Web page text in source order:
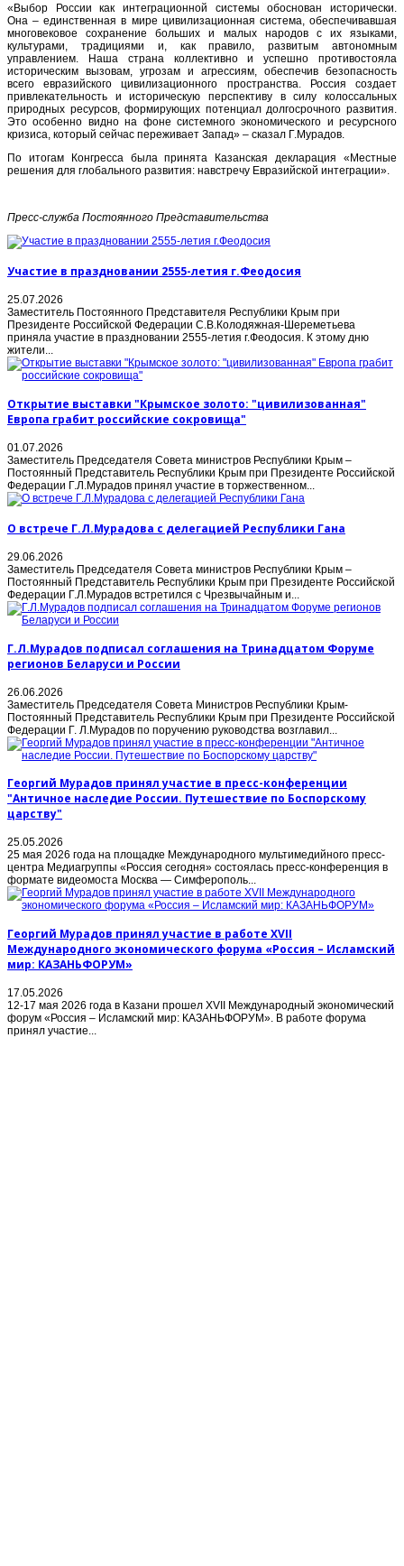
«Выбор России как интеграционной системы обоснован исторически.
Она – единственная в мире цивилизационная система, обеспечивавшая
многовековое сохранение больших и малых народов с их языками,
культурами, традициями и, как правило, развитым автономным
управлением. Наша страна коллективно и успешно противостояла
историческим вызовам, угрозам и агрессиям, обеспечив безопасность
всего евразийского цивилизационного пространства. Россия создает
привлекательность и историческую перспективу в силу колоссальных
природных ресурсов, формирующих потенциал долгосрочного развития.
Это особенно видно на фоне системного экономического и ресурсного
кризиса, который сейчас переживает Запад» – сказал Г.Мурадов.
По итогам Конгресса была принята Казанская декларация «Местные
решения для глобального развития: навстречу Евразийской интеграции».
Пресс-служба Постоянного Представительства
Участие в праздновании 2555-летия г.Феодосия
25.07.2026
Заместитель Постоянного Представителя Республики Крым при
Президенте Российской Федерации С.В.Колодяжная-Шереметьева
приняла участие в праздновании 2555-летия г.Феодосия. К этому дню
жители...
Открытие выставки "Крымское золото: "цивилизованная"
Европа грабит российские сокровища"
01.07.2026
Заместитель Председателя Совета министров Республики Крым –
Постоянный Представитель Республики Крым при Президенте Российской
Федерации Г.Л.Мурадов принял участие в торжественном...
О встрече Г.Л.Мурадова с делегацией Республики Гана
29.06.2026
Заместитель Председателя Совета министров Республики Крым –
Постоянный Представитель Республики Крым при Президенте Российской
Федерации Г.Л.Мурадов встретился с Чрезвычайным и...
Г.Л.Мурадов подписал соглашения на Тринадцатом Форуме
регионов Беларуси и России
26.06.2026
Заместитель Председателя Совета Министров Республики Крым-
Постоянный Представитель Республики Крым при Президенте Российской
Федерации Г. Л.Мурадов по поручению руководства возглавил...
Георгий Мурадов принял участие в пресс-конференции
"Античное наследие России. Путешествие по Боспорскому
царству"
25.05.2026
25 мая 2026 года на площадке Международного мультимедийного пресс-
центра Медиагруппы «Россия сегодня» состоялась пресс-конференция в
формате видеомоста Москва — Симферополь...
Георгий Мурадов принял участие в работе XVII
Международного экономического форума «Россия – Исламский
мир: КАЗАНЬФОРУМ»
17.05.2026
12-17 мая 2026 года в Казани прошел XVII Международный экономический
форум «Россия – Исламский мир: КАЗАНЬФОРУМ». В работе форума
принял участие...